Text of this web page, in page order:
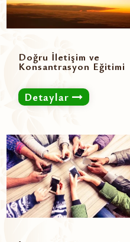
Doğru İletişim ve
Konsantrasyon Eğitimi
Detaylar